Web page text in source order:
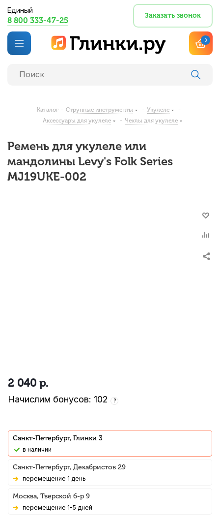
Единый
8 800 333-47-25
Заказать звонок
0
Каталог - Струнные инструменты - Укулеле
-
Аксессуары для укулеле
- Чехлы для укулеле
Ремень для укулеле или
мандолины Levy's Folk Series
MJ19UKE-002
2 040 р.
Начислим бонусов: 102 ?
Санкт-Петербург, Глинки 3
В наличии
Санкт-Петербург, Декабристов 29
Перемещение 1 день
Москва, Тверской б-р 9
Перемещение 1-5 дней